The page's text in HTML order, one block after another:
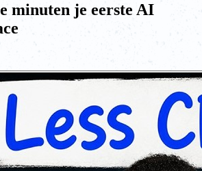
minuten je eerste AI